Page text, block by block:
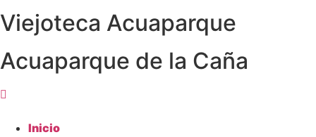
Viejoteca Acuaparque
Acuaparque de la Caña
Inicio